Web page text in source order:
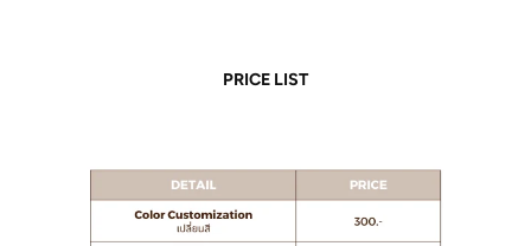
PRICE LIST